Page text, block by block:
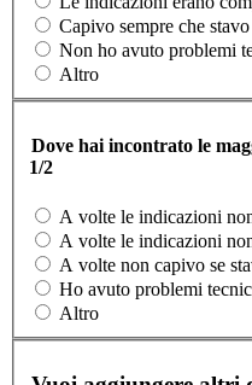
Capivo sempre che
Non ho avuto problemi
Altro
Dove hai incontrato le
1/2
A volte le indicazioni
A volte le indicazioni
A volte non capivo se
Ho avuto problemi
Altro